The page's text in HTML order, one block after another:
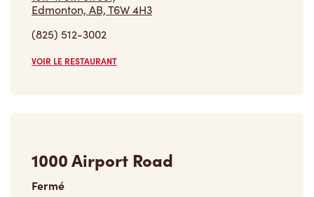
Edmonton, AB, T6W 4H3
(825) 512-3002
VOIR LE RESTAURANT
1000 Airport Road
Fermé